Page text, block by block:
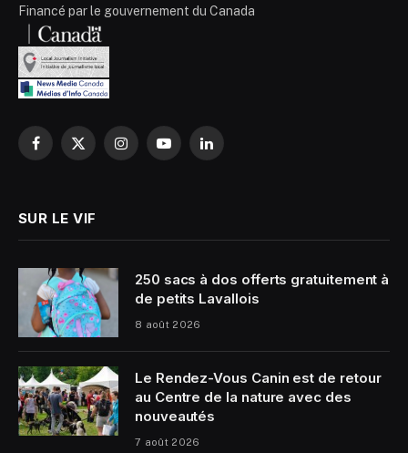
Financé par le gouvernement du Canada
Facebook
X
InstagramYouTubeLinkedIn
SUR LE VIF
250 sacs à dos offerts gratuitement à
de petits Lavallois
8 août 2026
Le Rendez-Vous Canin est de retour
au Centre de la nature avec des
nouveautés
7 août 2026